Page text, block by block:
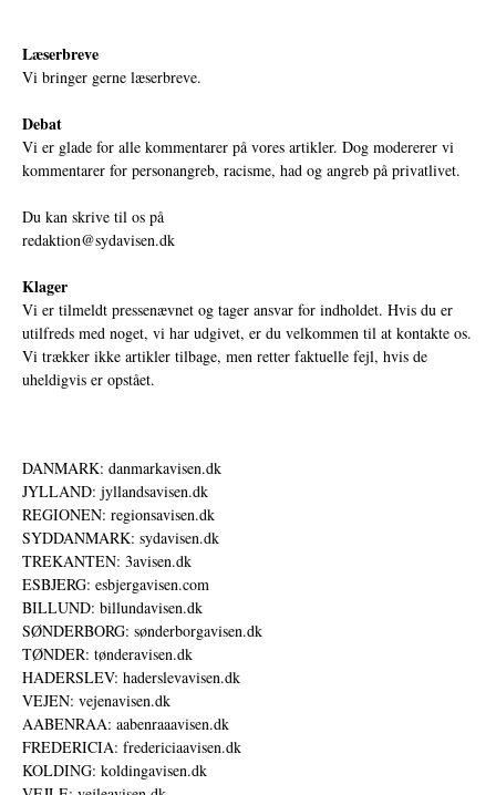
Læserbreve
Vi bringer gerne læserbreve.
Debat
Vi er glade for alle kommentarer på vores artikler. Dog modererer vi
kommentarer for personangreb, racisme, had og angreb på privatlivet.
Du kan skrive til os på
redaktion@sydavisen.dk
Klager
Vi er tilmeldt pressenævnet og tager ansvar for indholdet. Hvis du er
utilfreds med noget, vi har udgivet, er du velkommen til at kontakte os.
Vi trækker ikke artikler tilbage, men retter faktuelle fejl, hvis de
uheldigvis er opstået.
DANMARK: danmarkavisen.dk
JYLLAND: jyllandsavisen.dk
REGIONEN: regionsavisen.dk
SYDDANMARK: sydavisen.dk
TREKANTEN: 3avisen.dk
ESBJERG: esbjergavisen.com
BILLUND: billundavisen.dk
SØNDERBORG: sønderborgavisen.dk
TØNDER: tønderavisen.dk
HADERSLEV: haderslevavisen.dk
VEJEN: vejenavisen.dk
AABENRAA: aabenraaavisen.dk
FREDERICIA: fredericiaavisen.dk
KOLDING: koldingavisen.dk